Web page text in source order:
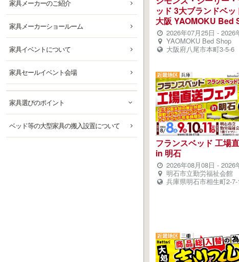
ッド 3大ブランドベ
大阪 YAOMOKU Bed
2026年07月25日 - 2026
YAOMOKU Bed Shop
大阪府八尾市本町3-5-6
フランスベッド 工場
in 明石
2026年08月08日 - 2026
明石市立勤労福祉会館
兵庫県明石市相生町2-7-
家具メーカーのご紹介
家具メーカーショールーム
家具イベントについて
家具セールイベント会場
家具選びのポイント
ベッド等の大型家具の搬入設置について